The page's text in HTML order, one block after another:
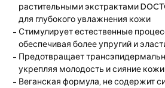
растительными экстрактами
для глубокого увлажнения кожи
Стимулирует естественные
обеспечивая более упругий и
Предотвращает
укрепляя молодость и сияние кожи
Веганская формула, не содержит